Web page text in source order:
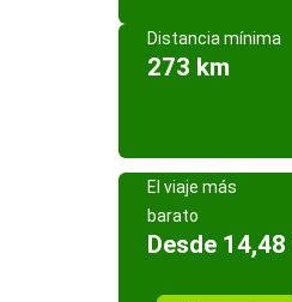
Distancia mínima
273 km
El viaje más
barato
Desde 14,48